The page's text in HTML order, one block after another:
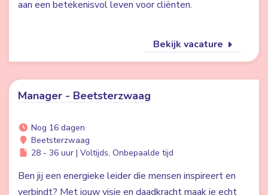
aan een betekenisvol leven voor cliënten.
Bekijk vacature
Manager - Beetsterzwaag
Nog 16 dagen
Beetsterzwaag
28 - 36 uur | Voltijds, Onbepaalde tijd
Ben jij een energieke leider die mensen inspireert en
verbindt? Met jouw visie en daadkracht maak je echt